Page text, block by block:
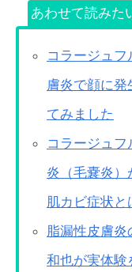
あわせて読みた
コラージュ
膚炎で顔に
てみました
コラージュ
炎（毛嚢炎）
肌カビ症状と
脂漏性皮膚
和也が実体験